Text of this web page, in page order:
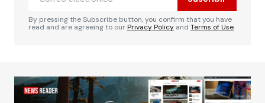
By pressing the Subscribe button, you confirm that you have
read and are agreeing to ourPrivacy Policy and Terms of Use